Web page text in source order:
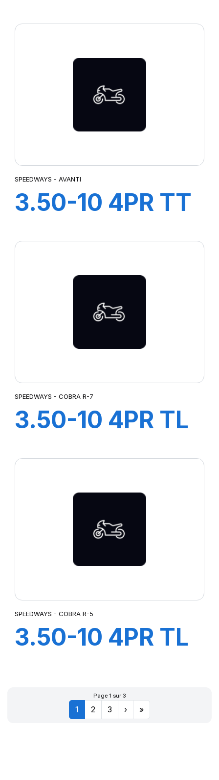
SPEEDWAYS - AVANTI
3.50-10 4PR TT
SPEEDWAYS - COBRA R-7
3.50-10 4PR TL
SPEEDWAYS - COBRA R-5
3.50-10 4PR TL
Page 1 sur 3
1 2 3 › »